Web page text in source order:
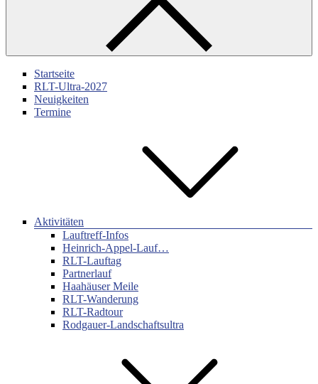
Startseite
RLT-Ultra-2027
Neuigkeiten
Termine
Aktivitäten
Lauftreff-Infos
Heinrich-Appel-Lauf…
RLT-Lauftag
Partnerlauf
Haahäuser Meile
RLT-Wanderung
RLT-Radtour
Rodgauer-Landschaftsultra